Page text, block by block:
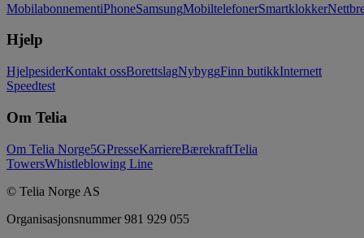
MobilabonnementiPhoneSamsungMobiltelefonerSmartklokker
Hjelp
HjelpesiderKontakt ossBorettslagNybyggFinn butikkInternett
Speedtest
Om Telia
Om Telia Norge5GPresseKarriereBærekraftTelia
TowersWhistleblowing Line
© Telia Norge AS
Organisasjonsnummer 981 929 055